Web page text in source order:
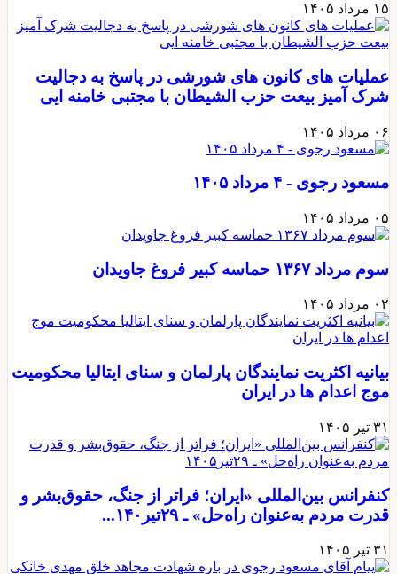
۱۵ مرداد ۱۴۰۵
عملیات های کانون های شورشی در پاسخ به دجالیت
شرک آمیز بیعت حزب الشیطان با مجتبی خامنه ایی
۰۶ مرداد ۱۴۰۵
مسعود رجوی - ۴ مرداد ۱۴۰۵
۰۵ مرداد ۱۴۰۵
سوم مرداد ۱۳۶۷ حماسه کبیر فروغ جاویدان
۰۲ مرداد ۱۴۰۵
بیانیه اکثریت نمایندگان پارلمان و سنای ایتالیا محکومیت
موج اعدام ها در ایران
۳۱ تیر ۱۴۰۵
کنفرانس بین‌المللی «ایران؛ فراتر از جنگ، حقوق‌بشر و
قدرت مردم به‌عنوان راه‌حل» ـ ۲۹تیر۱۴۰...
۳۱ تیر ۱۴۰۵